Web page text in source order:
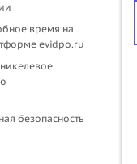
время на
evidpo.ru
безопасность